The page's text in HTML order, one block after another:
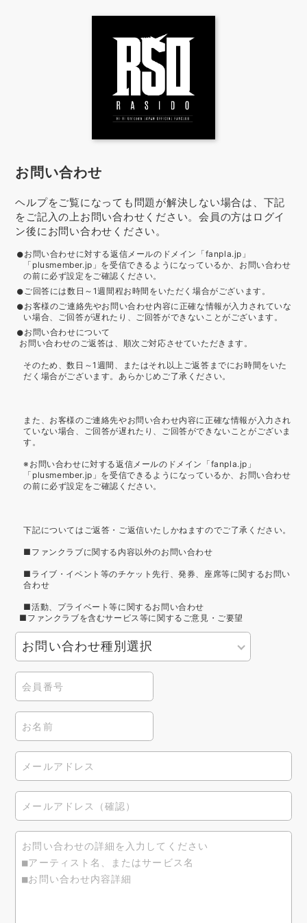
お問い合わせ
ヘルプをご覧になっても問題が解決しない場合は、下記
をご記入の上お問い合わせください。会員の方はログイ
ン後にお問い合わせください。
お問い合わせに対する返信メールのドメイン「fanpla.jp」
「plusmember.jp」を受信できるようになっているか、お問い合わせ
の前に必ず設定をご確認ください。
ご回答には数日～1週間程お時間をいただく場合がございます。
お客様のご連絡先やお問い合わせ内容に正確な情報が入力されていな
い場合、ご回答が遅れたり、ご回答ができないことがございます。
お問い合わせについて
お問い合わせのご返答は、順次ご対応させていただきます。
そのため、数日～1週間、またはそれ以上ご返答までにお時間をいた
だく場合がございます。あらかじめご了承ください。
また、お客様のご連絡先やお問い合わせ内容に正確な情報が入力され
ていない場合、ご回答が遅れたり、ご回答ができないことがございま
す。
※お問い合わせに対する返信メールのドメイン「fanpla.jp」
「plusmember.jp」を受信できるようになっているか、お問い合わせ
の前に必ず設定をご確認ください。
下記についてはご返答・ご返信いたしかねますのでご了承ください。
■ファンクラブに関する内容以外のお問い合わせ
■ライブ・イベント等のチケット先行、発券、座席等に関するお問い
合わせ
■活動、プライベート等に関するお問い合わせ
■ファンクラブを含むサービス等に関するご意見・ご要望